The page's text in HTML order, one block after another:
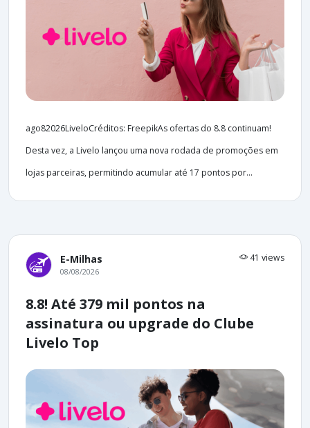
ago82026LiveloCréditos: FreepikAs ofertas do 8.8 continuam!
Desta vez, a Livelo lançou uma nova rodada de promoções em
lojas parceiras, permitindo acumular até 17 pontos por...
E-Milhas 41 views
08/08/2026
8.8! Até 379 mil pontos na
assinatura ou upgrade do Clube
Livelo Top